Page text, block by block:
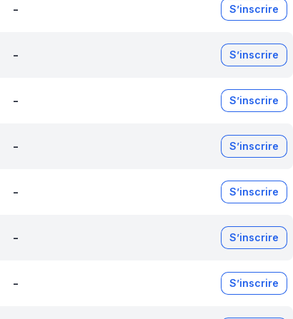
- S’inscrire
- S’inscrire
- S’inscrire
- S’inscrire
- S’inscrire
- S’inscrire
- S’inscrire